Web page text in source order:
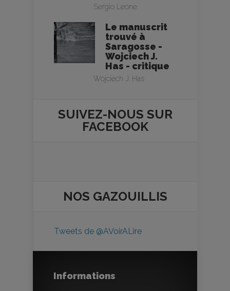
Sergio Leone
Le manuscrit
trouvé à
Saragosse -
Wojciech J.
Has - critique
Wojciech J. Has
SUIVEZ-NOUS SUR
FACEBOOK
NOS GAZOUILLIS
Tweets de @AVoirALire
Informations